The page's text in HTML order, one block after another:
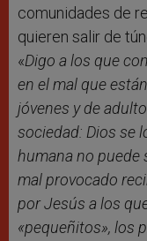
comunidades de
quieren salir de
«Digo a los que
en el mal que
jóvenes y de
sociedad: Dios se
humana no puede
mal provocado
por Jesús a los
«pequeñitos», los